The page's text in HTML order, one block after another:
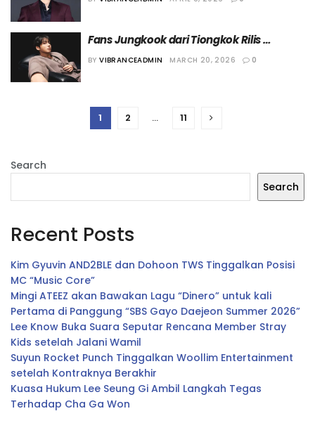
Fans Jungkook dari Tiongkok Rilis
Campaign Skala Masif untuk Comeback
BY VIBRANCEADMIN MARCH 20, 2026 0
1 2 … 11
Search
Search
Recent Posts
Kim Gyuvin AND2BLE dan Dohoon TWS Tinggalkan Posisi
MC “Music Core”
Mingi ATEEZ akan Bawakan Lagu “Dinero” untuk kali
Pertama di Panggung “SBS Gayo Daejeon Summer 2026”
Lee Know Buka Suara Seputar Rencana Member Stray
Kids setelah Jalani Wamil
Suyun Rocket Punch Tinggalkan Woollim Entertainment
setelah Kontraknya Berakhir
Kuasa Hukum Lee Seung Gi Ambil Langkah Tegas
Terhadap Cha Ga Won